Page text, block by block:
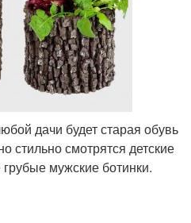
дачи будет старая обувь
стильно смотрятся детские
мужские ботинки.